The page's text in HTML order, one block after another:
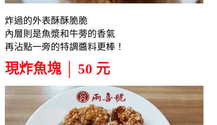
炸過的外表酥酥脆脆
內層則是魚漿和牛蒡的香氣
再沾點一旁的特調醬料更棒！
現炸魚塊 │ 50 元